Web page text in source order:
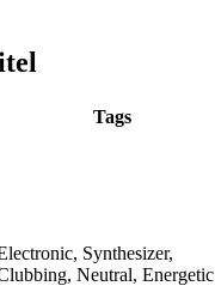
Tags
Synthesizer,
Neutral, Energetic